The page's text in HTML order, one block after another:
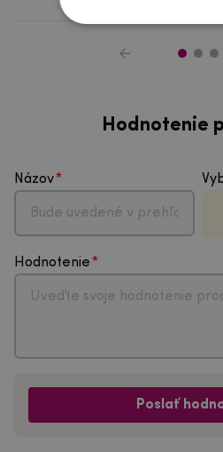
Hodnotenie
Názov
Hodnotenie
Poslať